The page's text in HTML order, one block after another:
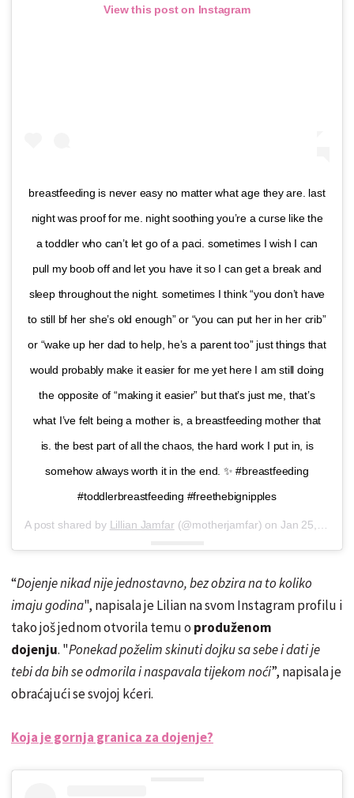
View this post on Instagram
breastfeeding is never easy no matter what age they are. last
night was proof for me. night soothing you’re a curse like the
a toddler who can’t let go of a paci. sometimes I wish I can
pull my boob off and let you have it so I can get a break and
sleep throughout the night. sometimes I think “you don’t have
to still bf her she’s old enough” or “you can put her in her crib”
or “wake up her dad to help, he’s a parent too” just things that
would probably make it easier for me yet here I am still doing
the opposite of “making it easier” but that’s just me, that’s
what I’ve felt being a mother is, a breastfeeding mother that
is. the best part of all the chaos, the hard work I put in, is
somehow always worth it in the end. ✨ #breastfeeding
#toddlerbreastfeeding #freethebignipples
A post shared by Lillian Jamfar (@motherjamfar) on Jan 25, 2019 at 6:38am PST
“Dojenje nikad nije jednostavno, bez obzira na to koliko
imaju godina", napisala je Lilian na svom Instagram profilu i
tako još jednom otvorila temu o produženom
dojenju. "Ponekad poželim skinuti dojku sa sebe i dati je
tebi da bih se odmorila i naspavala tijekom noći”, napisala je
obraćajući se svojoj kćeri.
Koja je gornja granica za dojenje?